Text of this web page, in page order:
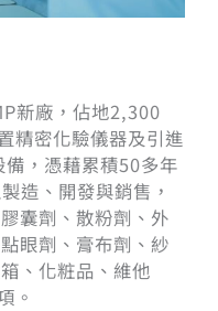
新廠，佔地2,300
精密化驗儀器及引進
，憑藉累積50多年
造、開發與銷售，
囊劑、散粉劑、外
眼劑、膏布劑、紗
、化粧品、維他
。